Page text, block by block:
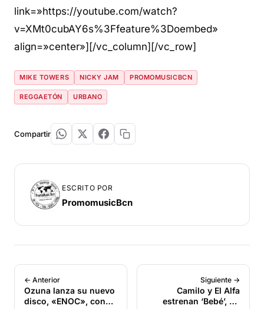
link=»https://youtube.com/watch?
v=XMt0cubAY6s%3Ffeature%3Doembed»
align=»center»][/vc_column][/vc_row]
MIKE TOWERS NICKY JAM PROMOMUSICBCN
REGGAETÓN URBANO
Compartir
ESCRITO POR
PromomusicBcn
← Anterior
Ozuna lanza su nuevo
disco, «ENOC», con
Siguiente →
Camilo y El Alfa
estrenan ‘Bebé’, un